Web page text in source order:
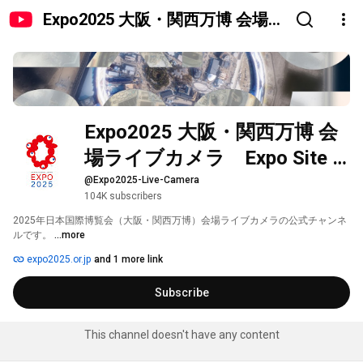
Expo2025 大阪・関西万博 会場ラ
Cameras
Expo2025 大阪・関西万博 会
場ライブカメラ　Expo Site
Live Cameras
@Expo2025-Live-Camera
104K subscribers
2025年日本国際博覧会（大阪・関西万博）会場ライブカメラの公式チャンネ
ルです。 ...more
expo2025.or.jp and 1 more link
Subscribe
This channel doesn't have any content